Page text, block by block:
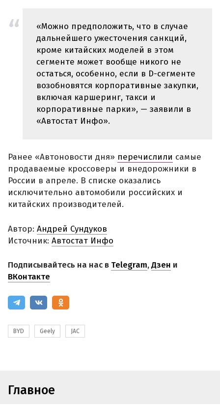
«Можно предположить, что в случае
дальнейшего ужесточения санкций,
кроме китайских моделей в этом
сегменте может вообще никого не
остаться, особенно, если в D-сегменте
возобновятся корпоративные закупки,
включая каршеринг, такси и
корпоративные парки», — заявили в
«Автостат Инфо».
Ранее «Автоновости дня» перечислили самые
продаваемые кроссоверы и внедорожники в
России в апреле. В списке оказались
исключительно автомобили российских и
китайских производителей.
Автор: Андрей Сундуков
Источник: Автостат Инфо
Подписывайтесь на нас в Telegram,Дзен и
ВКонтакте
BYD Geely JAC
Главное